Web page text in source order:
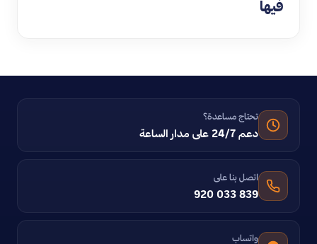
فيها
تحتاج مساعدة؟
دعم 24/7 على مدار الساعة
اتصل بنا على
920 033 839
واتساب